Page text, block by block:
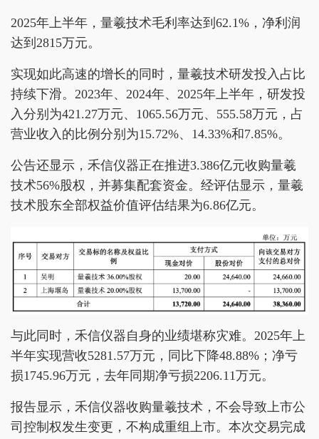
2025年上半年，量羲技术毛利率达到62.1%，净利润
达到2815万元。
实现如此高速的增长的同时，量羲技术研发投入占比
持续下滑。2023年、2024年、2025年上半年，研发投
入分别为421.27万元、1065.56万元、555.58万元，占
营业收入的比例分别为15.72%、14.33%和7.85%。
公告还显示，禾信仪器正在推进3.386亿元收购量羲
技术56%股权，并募集配套资金。经评估显示，量羲
技术股东全部权益价值评估结果为6.86亿元。
与此同时，禾信仪器自身的业绩堪称灾难。2025年上
半年实现营收5281.57万元，同比下降48.88%；净亏
损1745.96万元，去年同期净亏损2206.11万元。
报告显示，禾信仪器收购量羲技术，不会导致上市公
司控制权发生变更，不构成重组上市。本次交易完成